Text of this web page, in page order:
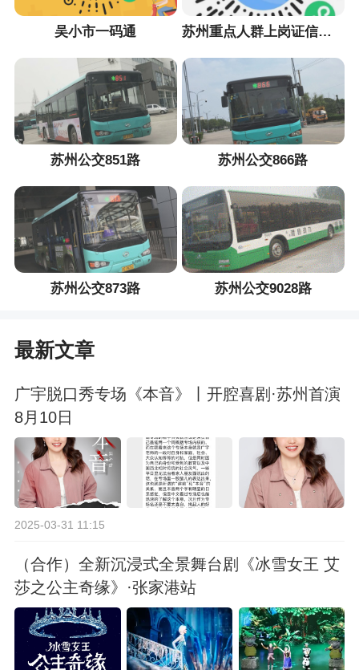
吴小市一码通 苏州重点人群上岗证信息采集小程序
苏州公交851路 苏州公交866路
苏州公交873路 苏州公交9028路
最新文章
广宇脱口秀专场《本音》丨开腔喜剧·苏州首演
8月10日
2025-03-31 11:15
（合作）全新沉浸式全景舞台剧《冰雪女王 艾
莎之公主奇缘》·张家港站